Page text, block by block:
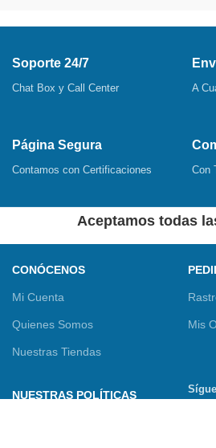
Soporte 24/7
Chat Box y Call Center A
Página Segura
Contamos con Certificaciones Con
Aceptamos todas
CONÓCENOS
Mi Cuenta
Quienes Somos
Nuestras Tiendas
Mis
NUESTRAS POLÍTICAS